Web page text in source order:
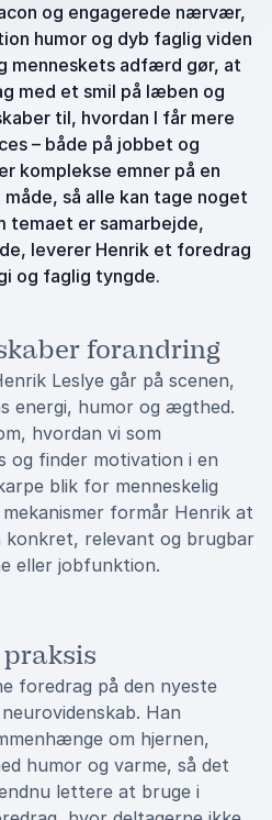
og engagerede nærvær,
humor og dyb faglig viden
menneskets adfærd gør, at
med et smil på læben og
til, hvordan I får mere
– både på jobbet og
komplekse emner på en
så alle kan tage noget
temaet er samarbejde,
leverer Henrik et foredrag
og faglig tyngde.
forandring
Leslye går på scenen,
energi, humor og ægthed.
hvordan vi som
og finder motivation i en
blik for menneskelig
formår Henrik at
konkret, relevant og brugbar
eller jobfunktion.
foredrag på den nyeste
Han
om hjernen,
humor og varme, så det
lettere at bruge i